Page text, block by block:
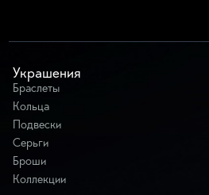
Украшения
Браслеты
Кольца
Подвески
Серьги
Броши
Коллекции